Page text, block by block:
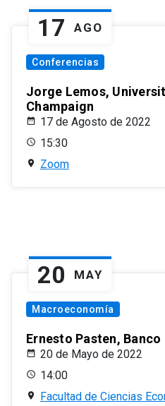
17 AGO
Conferencias
Jorge Lemos,
Champaign
17 de Agosto de 2022
15:30
Zoom
20 MAY
Macroeconomía
Ernesto Pasten,
20 de Mayo de 2022
14:00
Facultad de Ciencias